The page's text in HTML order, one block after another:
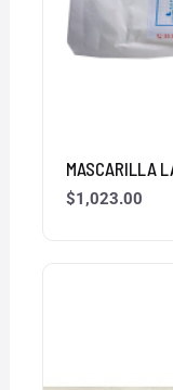
MASCARILLA
$1,023.00